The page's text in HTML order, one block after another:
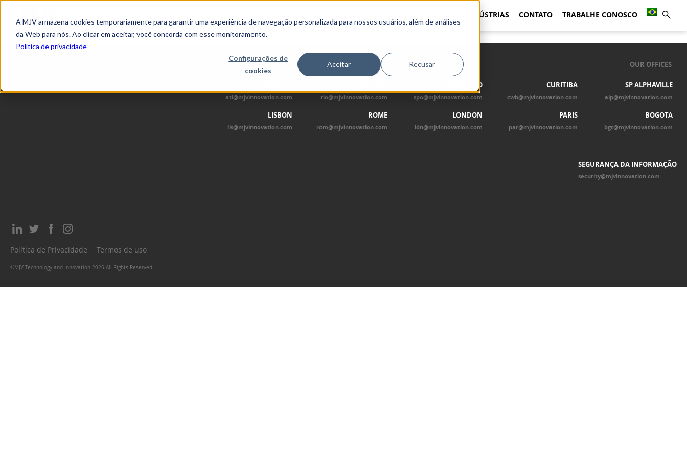
A MJV armazena cookies temporariamente para garantir uma experiência de navegação personalizada para nossos usuários, além de análises
da Web para nós. Ao clicar em aceitar, você concorda com esse monitoramento.
Política de privacidade
Configurações de
cookies
Aceitar Recusar
INDÚSTRIAS CONTATO TRABALHE CONOSCO
NRF 2024 MERCADO FINANCEIRO
OUR OFFICES
atl@mjvinnovation.com rio@mjvinnovation.com
SÃO PAULO
spo@mjvinnovation.com
CURITIBA
cwb@mjvinnovation.com
SP ALPHAVILLE
alp@mjvinnovation.com
LISBON
lis@mjvinnovation.com
ROME
rom@mjvinnovation.com
LONDON
ldn@mjvinnovation.com
PARIS
par@mjvinnovation.com
BOGOTA
bgt@mjvinnovation.com
SEGURANÇA DA INFORMAÇÃO
security@mjvinnovation.com
Política de Privacidade Termos de uso
©MJV Technology and Innovation 2026 All Rights Reserved